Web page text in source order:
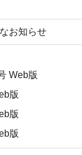
お知らせ
Web版
版
版
版